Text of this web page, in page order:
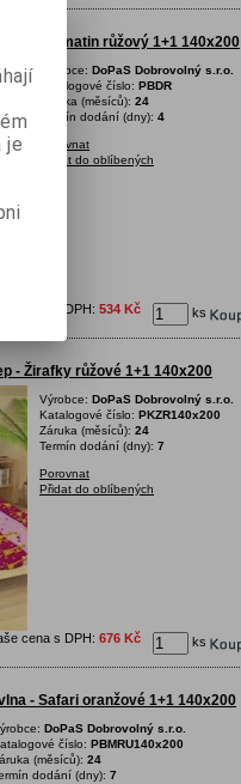
- Dalmatin růžový 1+1 140x200
Výrobce: DoPaS Dobrovolný s.r.o.
Katalogové číslo: PBDR
Záruka (měsíců): 24
Termín dodání (dny): 4
Porovnat
Přidat do oblíbených
ks
cena s DPH: 534 Kč
- Žirafky růžové 1+1 140x200
Výrobce: DoPaS Dobrovolný s.r.o.
Katalogové číslo: PKZR140x200
Záruka (měsíců): 24
Termín dodání (dny): 7
Porovnat
Přidat do oblíbených
ks
cena s DPH: 676 Kč
- Safari oranžové 1+1 140x200
DoPaS Dobrovolný s.r.o.
číslo: PBMRU140x200
(měsíců): 24
dodání (dny): 7
je